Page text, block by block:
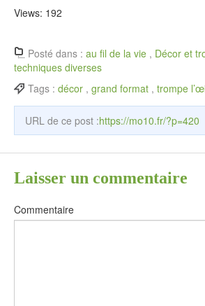
Views: 192
Posté dans : au fil de la vie , Décor et
techniques diverses
Tags : décor , grand format , trompe
URL de ce post :https://mo10.fr/?p=420
Laisser un commentaire
Commentaire